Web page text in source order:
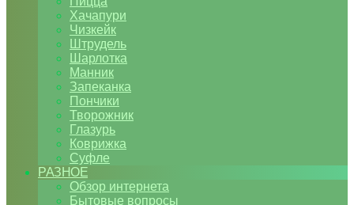
Хачапури
Чизкейк
Штрудель
Шарлотка
Манник
Запеканка
Пончики
Творожник
Глазурь
Коврижка
Суфле
РАЗНОЕ
Обзор интернета
Бытовые вопросы